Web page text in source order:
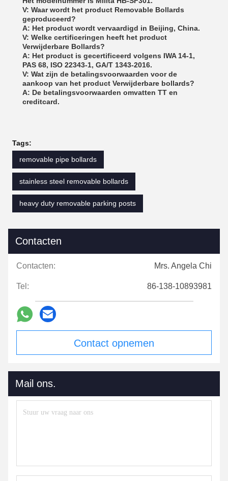
V: Waar wordt het product Removable Bollards
geproduceerd?
A: Het product wordt vervaardigd in Beijing, China.
V: Welke certificeringen heeft het product
Verwijderbare Bollards?
A: Het product is gecertificeerd volgens IWA 14-1,
PAS 68, ISO 22343-1, GA/T 1343-2016.
V: Wat zijn de betalingsvoorwaarden voor de
aankoop van het product Verwijderbare bollards?
A: De betalingsvoorwaarden omvatten TT en
creditcard.
Tags:
removable pipe bollards
stainless steel removable bollards
heavy duty removable parking posts
Contacten
Contacten: Mrs. Angela Chi
Tel: 86-138-10893981
Contact opnemen
Mail ons.